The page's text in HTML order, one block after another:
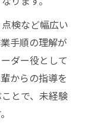
検など幅広い
手順の理解が
ダー役として
からの指導を
とで、未経験